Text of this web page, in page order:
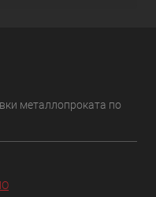
металлопроката по